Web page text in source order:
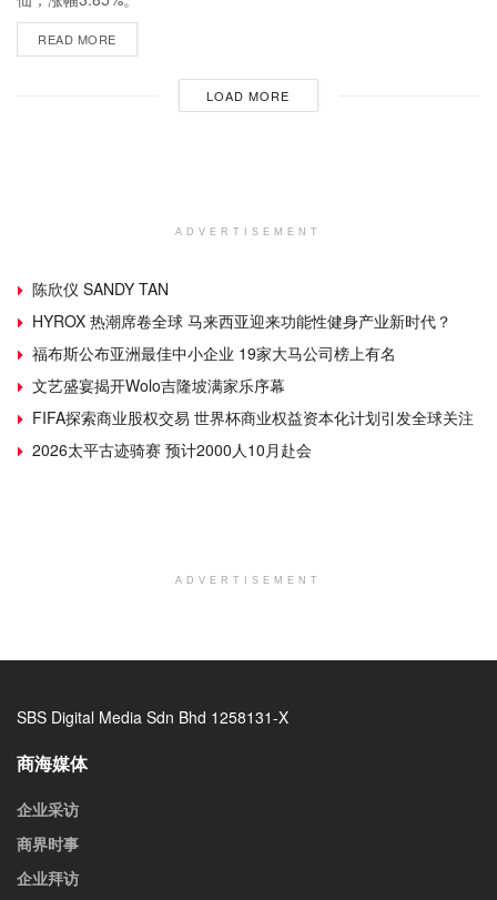
READ MORE
LOAD MORE
ADVERTISEMENT
陈欣仪 SANDY TAN
HYROX 热潮席卷全球 马来西亚迎来功能性健身产业新时代？
福布斯公布亚洲最佳中小企业 19家大马公司榜上有名
文艺盛宴揭开Wolo吉隆坡满家乐序幕
FIFA探索商业股权交易 世界杯商业权益资本化计划引发全球关注
2026太平古迹骑赛 预计2000人10月赴会
ADVERTISEMENT
SBS Digital Media Sdn Bhd 1258131-X
商海媒体
企业采访
商界时事
企业拜访